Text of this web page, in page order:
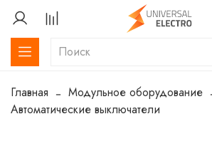
Главная
Модульное оборудование
Автоматические выключатели